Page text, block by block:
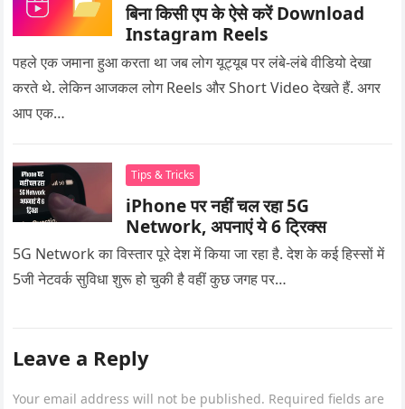
बिना किसी एप के ऐसे करें Download
Instagram Reels
पहले एक जमाना हुआ करता था जब लोग यूट्यूब पर लंबे-लंबे वीडियो देखा
करते थे. लेकिन आजकल लोग Reels और Short Video देखते हैं. अगर
आप एक…
Tips & Tricks
iPhone पर नहीं चल रहा 5G
Network, अपनाएं ये 6 ट्रिक्स
5G Network का विस्तार पूरे देश में किया जा रहा है. देश के कई हिस्सों में
5जी नेटवर्क सुविधा शुरू हो चुकी है वहीं कुछ जगह पर…
Leave a Reply
Your email address will not be published. Required fields are